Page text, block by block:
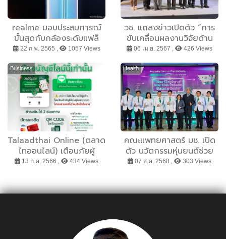
realme มอบประสบการณ์
ขั้นสุดกับกล้องระดับแฟล็
กชิปใน realme 9 Pro+ กับ
Imaging Technology”
เซ็นเซอร์ Sony IMX766,
ระบบกันสั่นคู่ และ AI ลด
Noise อย่างชาญฉลาด
22 ก.พ. 2565 , 1057 Views
วช. แถลงข่าวเปิดตัว “การ
ขับเคลื่อนผลงานวิจัยด้าน
ทรัพยากรธรรมชาติและสิ่ง
ประโยชน์ ครั้งที่ 1”
06 เม.ย. 2567 , 426 Views
Business
Talaadthai Online (ตลาด
ไทออนไลน์) เตือนภัยผู้
บริโภค ระวัง!! มิจฉาชีพ เปิด
13 ก.ค. 2566 , 434 Views
Health
คณะแพทยศาสตร์ มช. เปิด
ตัว นวัตกรรมหุ่นยนต์ช่วย
ผ่าตัด ระบบใหม่ New
แห่งแรกของประเทศไทย และ
สุขภาพด้วยเทคโนโลยีขั้นสูง
07 ส.ค. 2568 , 303 Views